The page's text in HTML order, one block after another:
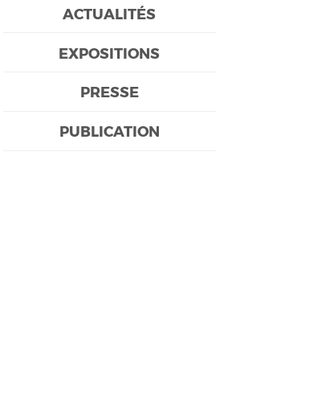
ACTUALITÉS
EXPOSITIONS
PRESSE
PUBLICATION